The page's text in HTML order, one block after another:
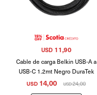
Cable de carga Belkin USB-A a
USB-C 1.2mt Negro DuraTek
USD 14,00 USD24,00
USD 11,90